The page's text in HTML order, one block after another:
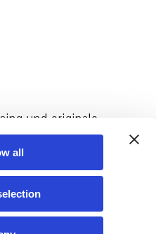
all
und originale
The Rivers and